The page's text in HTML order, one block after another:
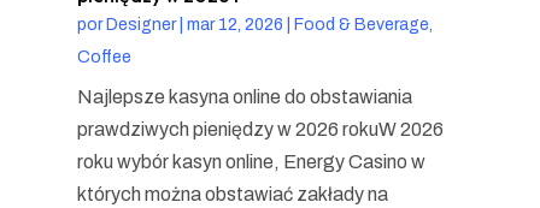
porDesigner| mar 12, 2026
Food & Beverage,
Coffee
Najlepsze kasyna online do obstawiania
prawdziwych pieniędzy w 2026 rokuW 2026
roku wybór kasyn online, Energy Casino w
których można obstawiać zakłady na